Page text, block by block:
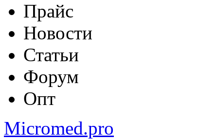
Прайс
Новости
Статьи
Форум
Опт
Micromed.pro